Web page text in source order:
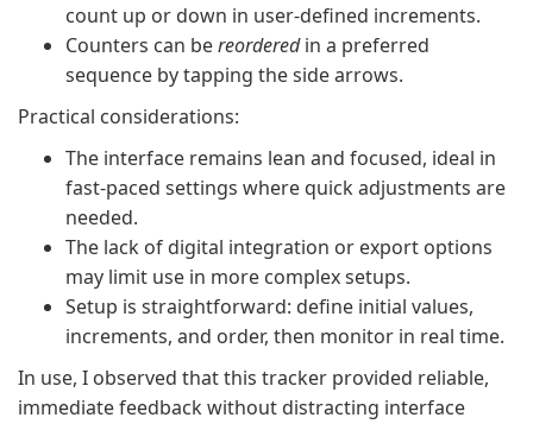
count up or down in user-defined increments.
Counters can bereorderedin a preferred
sequence by tapping the side arrows.
Practical considerations:
The interface remains lean and focused, ideal in
fast-paced settings where quick adjustments are
needed.
The lack of digital integration or export options
may limit use in more complex setups.
Setup is straightforward: define initial values,
increments, and order, then monitor in real time.
In use, I observed that this tracker provided reliable,
immediate feedback without distracting interface